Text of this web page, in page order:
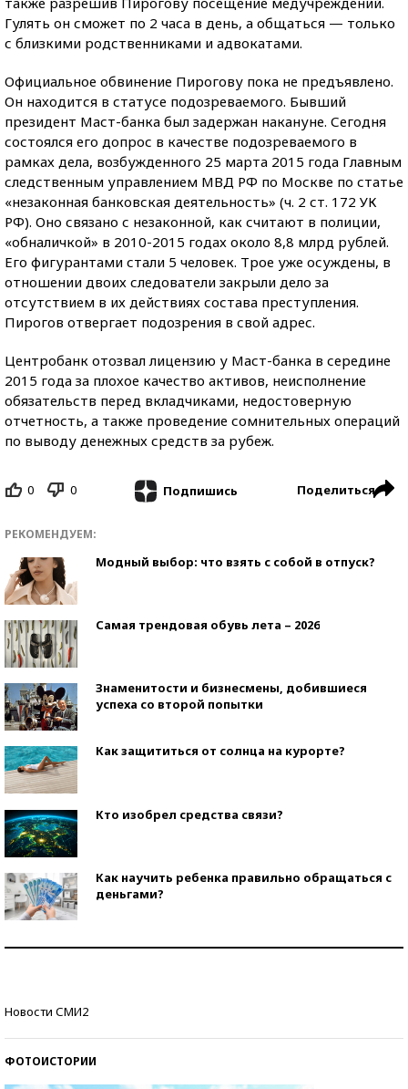
Гулять он сможет по 2 часа в день, а общаться — только
с близкими родственниками и адвокатами.
Официальное обвинение Пирогову пока не предъявлено.
Он находится в статусе подозреваемого. Бывший
президент Маст-банка был задержан накануне. Сегодня
состоялся его допрос в качестве подозреваемого в
рамках дела, возбужденного 25 марта 2015 года Главным
следственным управлением МВД РФ по Москве по статье
«незаконная банковская деятельность» (ч. 2 ст. 172 УК
РФ). Оно связано с незаконной, как считают в полиции,
«обналичкой» в 2010-2015 годах около 8,8 млрд рублей.
Его фигурантами стали 5 человек. Трое уже осуждены, в
отношении двоих следователи закрыли дело за
отсутствием в их действиях состава преступления.
Пирогов отвергает подозрения в свой адрес.
Центробанк отозвал лицензию у Маст-банка в середине
2015 года за плохое качество активов, неисполнение
обязательств перед вкладчиками, недостоверную
отчетность, а также проведение сомнительных операций
по выводу денежных средств за рубеж.
0 0 Подпишись Поделиться
РЕКОМЕНДУЕМ:
Модный выбор: что взять с собой в отпуск?
Самая трендовая обувь лета – 2026
Знаменитости и бизнесмены, добившиеся
успеха со второй попытки
Как защититься от солнца на курорте?
Кто изобрел средства связи?
Как научить ребенка правильно обращаться с
деньгами?
Новости СМИ2
ФОТОИСТОРИИ